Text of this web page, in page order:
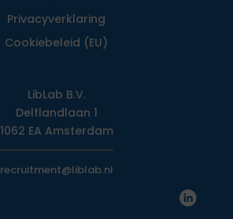
Privacy­verklaring
Cookiebeleid (EU)
LibLab B.V.
Delflandlaan 1
1062 EA Amsterdam
recruitment@liblab.nl